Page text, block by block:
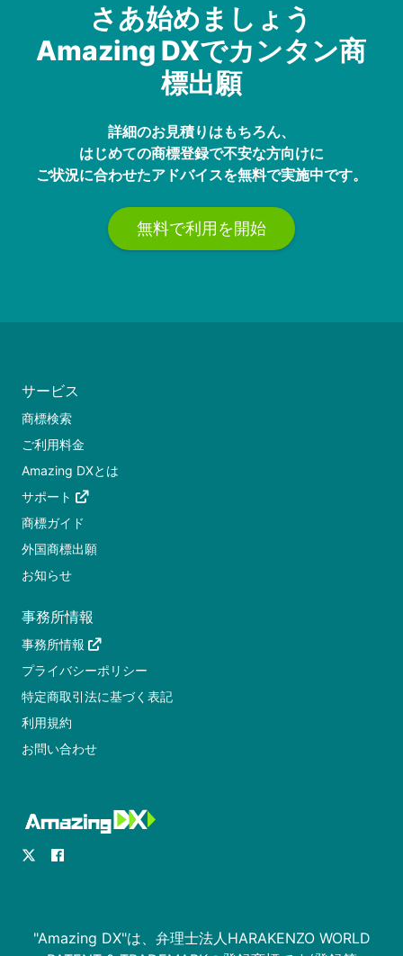
さあ始めましょう
Amazing DXでカンタン商
標出願
詳細のお見積りはもちろん、
はじめての商標登録で不安な方向けに
ご状況に合わせたアドバイスを無料で実施中です。
無料で利用を開始
サービス
商標検索
ご利用料金
Amazing DXとは
サポート
商標ガイド
外国商標出願
お知らせ
事務所情報
事務所情報
プライバシーポリシー
特定商取引法に基づく表記
利用規約
お問い合わせ
"Amazing DX"は、弁理士法人HARAKENZO WORLD